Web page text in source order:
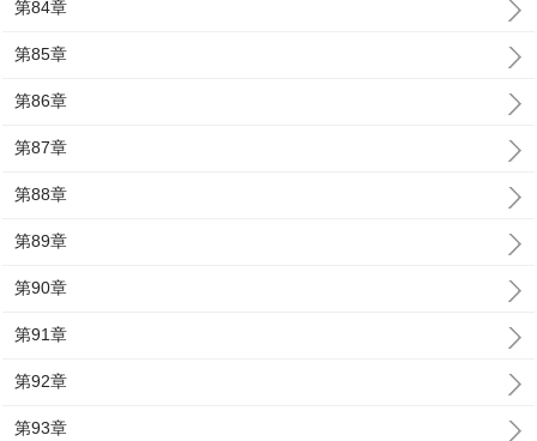
第84章
第85章
第86章
第87章
第88章
第89章
第90章
第91章
第92章
第93章